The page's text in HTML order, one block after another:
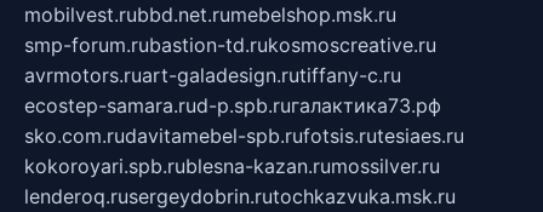
mobilvest.rubbd.net.rumebelshop.msk.ru
smp-forum.rubastion-td.rukosmoscreative.ru
avrmotors.ruart-galadesign.rutiffany-c.ru
ecostep-samara.rud-p.spb.ruгалактика73.рф
sko.com.rudavitamebel-spb.rufotsis.rutesiaes.ru
kokoroyari.spb.rublesna-kazan.rumossilver.ru
lenderoq.rusergeydobrin.rutochkazvuka.msk.ru